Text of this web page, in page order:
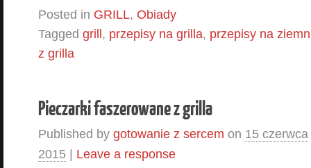
Posted in GRILL, Obiady
Tagged grill, przepisy na grilla, przepisy na
z grilla
Pieczarki faszerowane z grilla
Published by gotowanie z sercem on 15 czerwca
2015 | Leave a response